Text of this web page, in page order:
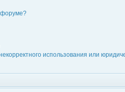
форуме?
использования или